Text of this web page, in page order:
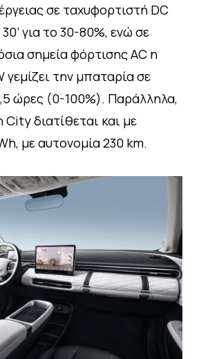
σε ταχυφορτιστή DC
30’ για το 30-80%, ενώ σε
σημεία φόρτισης AC η
γεμίζει την μπαταρία σε
ώρες (0-100%). Παράλληλα,
διατίθεται και με
με αυτονομία 230 km.